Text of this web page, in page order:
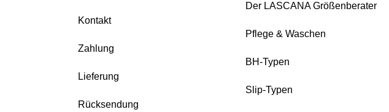
Kontakt
Zahlung
Lieferung
Rücksendung
Der LASCANA Größenberater
Pflege & Waschen
BH-Typen
Slip-Typen